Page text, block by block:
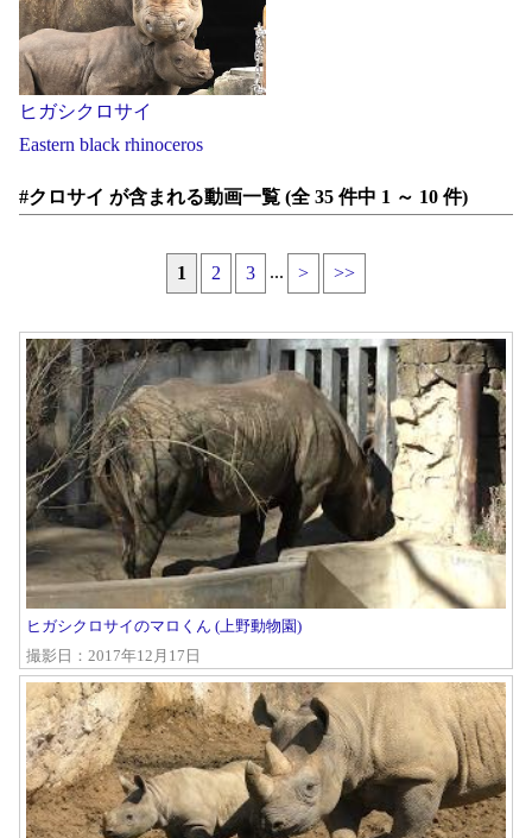
ヒガシクロサイ
Eastern black rhinoceros
#クロサイ が含まれる動画一覧 (全 35 件中 1 ～ 10 件)
1 2 3 ... > >>
ヒガシクロサイのマロくん (上野動物園)
撮影日：2017年12月17日